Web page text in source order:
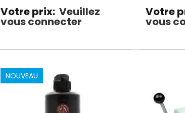
Votre prix: Veuillez
vous connecter
Votre
vous
NOUVEAU